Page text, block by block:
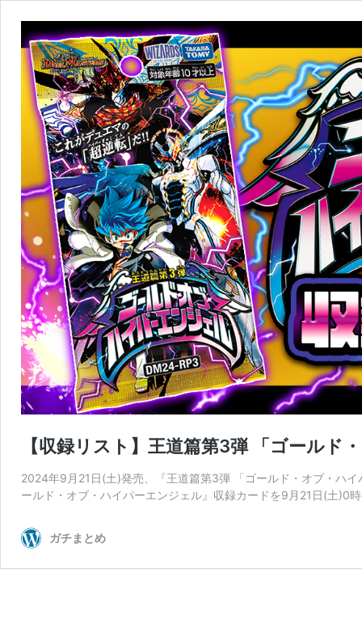
【収録リスト】王道篇第3弾 「ゴール
2024年9月21日(土)発売、『王道篇第3弾 「ゴールド・オブ・ハ
ールド・オブ・ハイパーエンジェル』収録カードを9月21日(土)0
ガチまとめ